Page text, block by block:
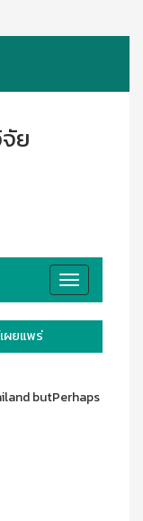
ย
Toggle
navigation
ผยแพร่
butPerhaps